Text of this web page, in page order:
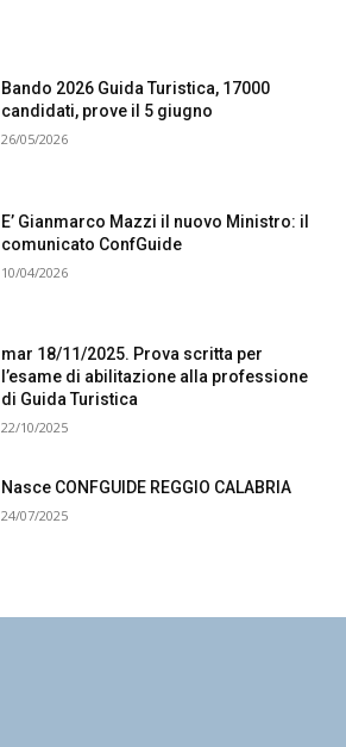
Bando 2026 Guida Turistica, 17000
candidati, prove il 5 giugno
26/05/2026
E’ Gianmarco Mazzi il nuovo Ministro: il
comunicato ConfGuide
10/04/2026
mar 18/11/2025. Prova scritta per
l’esame di abilitazione alla professione
di Guida Turistica
22/10/2025
Nasce CONFGUIDE REGGIO CALABRIA
24/07/2025